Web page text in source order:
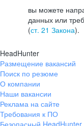
вы можете
данных или
(ст. 21 Закона).
HeadHunter
Размещение вакансий
Поиск по резюме
О компании
Наши вакансии
Реклама на сайте
Требования к ПО
Безопасный HeadHunter